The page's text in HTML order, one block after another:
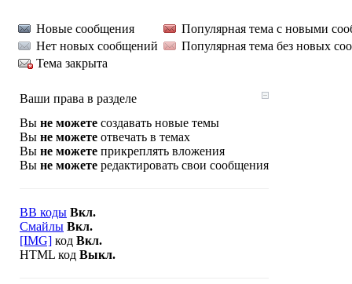
Новые сообщения
Популярная тема с новыми
Нет новых сообщений
Популярная тема без новых
Тема закрыта
Ваши права в разделе
Вы не можете создавать новые темы
Вы не можете отвечать в темах
Вы не можете прикреплять вложения
Вы не можете редактировать свои сообщения
BB коды Вкл.
Смайлы Вкл.
[IMG] код Вкл.
HTML код Выкл.